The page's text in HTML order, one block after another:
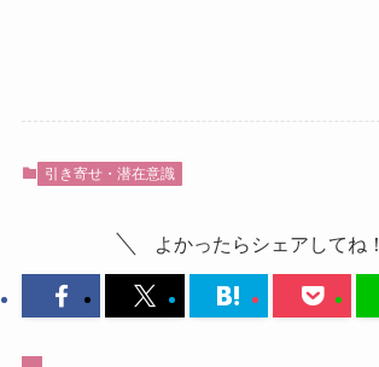
引き寄せ・潜在意識
よかったらシェアしてね！